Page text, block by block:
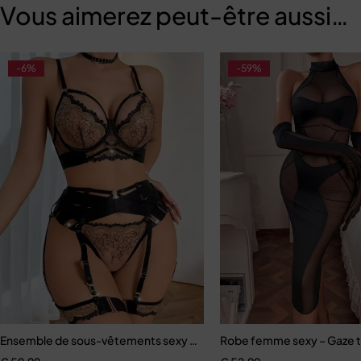
Vous aimerez peut-être aussi…
Patchwork, manches lanternes, manteau avec fermetures
-6%
Ensemble de sous-vêtements sexy pour femmes, soutien-gorge
-59%
Robe femme sexy –